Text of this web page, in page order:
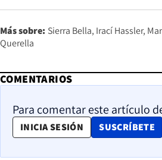
Más sobre: Sierra Bella Irací Hassler
Querella
COMENTARIOS
Para comentar este artículo
INICIA SESIÓN SUSCRÍBETE
OPENS IN